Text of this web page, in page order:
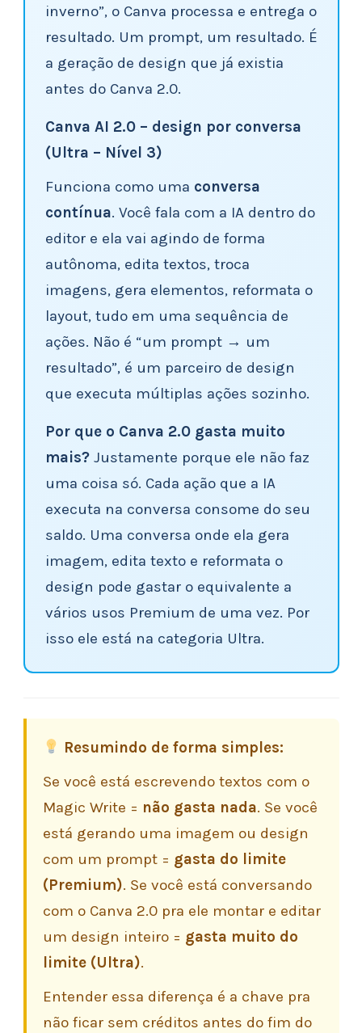
inverno”, o Canva processa e entrega o
resultado. Um prompt, um resultado. É
a geração de design que já existia
antes do Canva 2.0.
Canva AI 2.0 – design por conversa
(Ultra – Nível 3)
Funciona como uma conversa
contínua. Você fala com a IA dentro do
editor e ela vai agindo de forma
autônoma, edita textos, troca
imagens, gera elementos, reformata o
layout, tudo em uma sequência de
ações. Não é “um prompt → um
resultado”, é um parceiro de design
que executa múltiplas ações sozinho.
Por que o Canva 2.0 gasta muito
mais?Justamente porque ele não faz
uma coisa só. Cada ação que a IA
executa na conversa consome do seu
saldo. Uma conversa onde ela gera
imagem, edita texto e reformata o
design pode gastar o equivalente a
vários usos Premium de uma vez. Por
isso ele está na categoria Ultra.
Resumindo de forma simples:
Se você está escrevendo textos com o
Magic Write = não gasta nada. Se você
está gerando uma imagem ou design
com um prompt = gasta do limite
(Premium). Se você está conversando
com o Canva 2.0 pra ele montar e editar
um design inteiro = gasta muito do
limite (Ultra).
Entender essa diferença é a chave pra
não ficar sem créditos antes do fim do